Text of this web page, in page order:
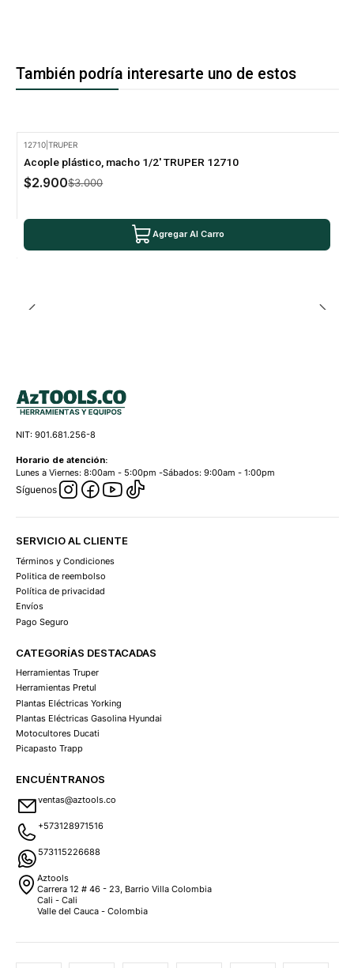
También podría interesarte uno de estos
12710 |TRUPER
Acople plástico, macho 1/2' TRUPER 12710
$2.900$3.000
Agregar Al Carro
NIT: 901.681.256-8
Horario de atención:
Lunes a Viernes: 8:00am - 5:00pm -Sábados: 9:00am - 1:00pm
Síguenos
SERVICIO AL CLIENTE
Términos y Condiciones
Politica de reembolso
Política de privacidad
Envíos
Pago Seguro
CATEGORÍAS DESTACADAS
Herramientas Truper
Herramientas Pretul
Plantas Eléctricas Yorking
Plantas Eléctricas Gasolina Hyundai
Motocultores Ducati
Picapasto Trapp
ENCUÉNTRANOS
ventas@aztools.co
+573128971516
573115226688
Aztools
Carrera 12 # 46 - 23, Barrio Villa Colombia
Cali - Cali
Valle del Cauca - Colombia